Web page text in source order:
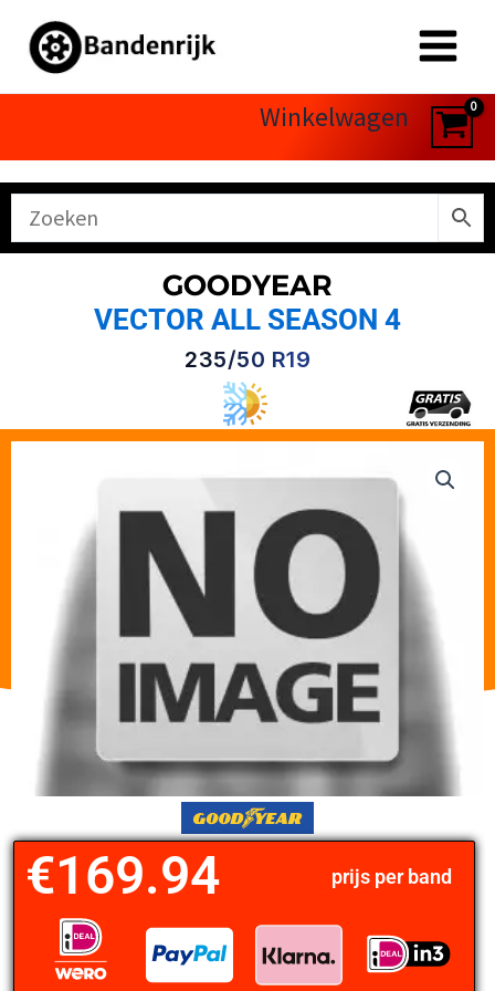
naar
Winkelwagen
GOODYEAR
VECTOR ALL SEASON 4
235/50 R19
prijs per band
€169.94